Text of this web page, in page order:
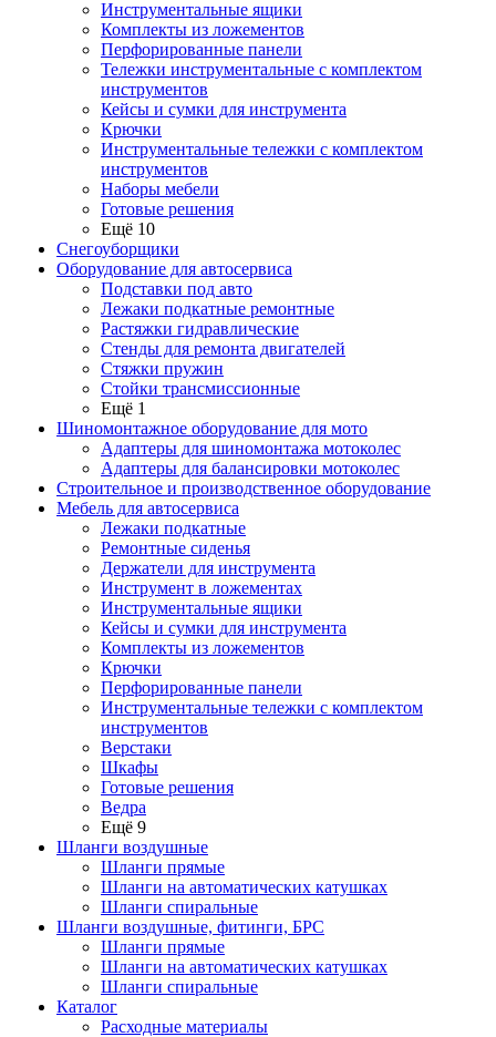
Инструментальные ящики
Комплекты из ложементов
Перфорированные панели
Тележки инструментальные с комплектом
инструментов
Кейсы и сумки для инструмента
Крючки
Инструментальные тележки с комплектом
инструментов
Наборы мебели
Готовые решения
Ещё 10
Снегоуборщики
Оборудование для автосервиса
Подставки под авто
Лежаки подкатные ремонтные
Растяжки гидравлические
Стенды для ремонта двигателей
Стяжки пружин
Стойки трансмиссионные
Ещё 1
Шиномонтажное оборудование для мото
Адаптеры для шиномонтажа мотоколес
Адаптеры для балансировки мотоколес
Строительное и производственное оборудование
Мебель для автосервиса
Лежаки подкатные
Ремонтные сиденья
Держатели для инструмента
Инструмент в ложементах
Инструментальные ящики
Кейсы и сумки для инструмента
Комплекты из ложементов
Крючки
Перфорированные панели
Инструментальные тележки с комплектом
инструментов
Верстаки
Шкафы
Готовые решения
Ведра
Ещё 9
Шланги воздушные
Шланги прямые
Шланги на автоматических катушках
Шланги спиральные
Шланги воздушные, фитинги, БРС
Шланги прямые
Шланги на автоматических катушках
Шланги спиральные
Каталог
Расходные материалы